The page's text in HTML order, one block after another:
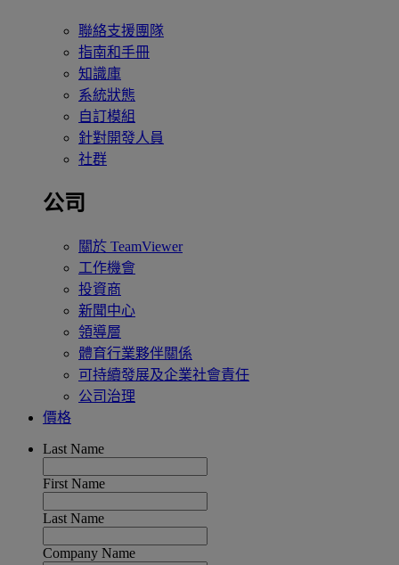
聯絡支援團隊
指南和手冊
知識庫
系統狀態
自訂模組
針對開發人員
社群
公司
關於 TeamViewer
工作機會
投資商
新聞中心
領導層
體育行業夥伴關係
可持續發展及企業社會責任
公司治理
價格
Last Name
First Name
Last Name
Company Name